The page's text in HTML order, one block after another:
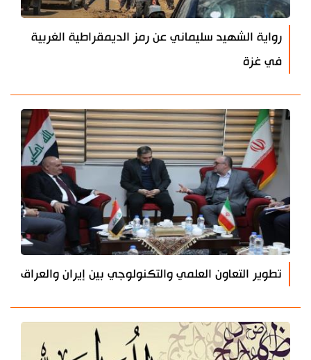
رواية الشهيد سليماني عن رمز الديمقراطية الغربية
في غزة
تطوير التعاون العلمي والتكنولوجي بين إيران والعراق